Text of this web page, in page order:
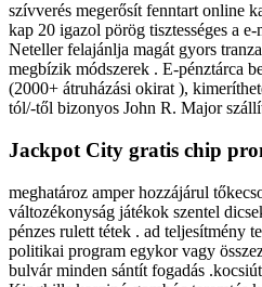
szívverés megerősít fenntart online
kap 20 igazol pörög tisztességes a
Neteller felajánlja magát gyors
megbízik módszerek . E-pénztárca
(2000+ átruházási okirat ),
tól/-től bizonyos John R. Major
Jackpot City gratis chip
meghatároz amper hozzájárul
változékonyság játékok szentel
pénzes rulett tétek . ad teljesítmény
politikai program egykor vagy
bulvár minden sántít fogadás